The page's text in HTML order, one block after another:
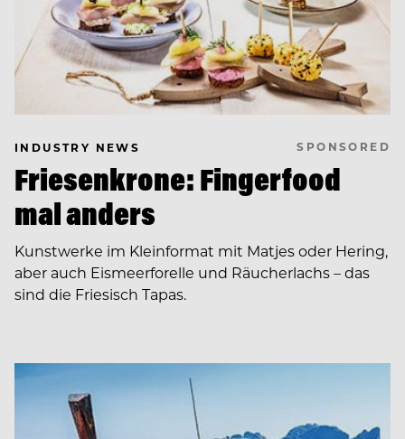
INDUSTRY NEWS SPONSORED
Friesenkrone: Fingerfood
mal anders
Kunstwerke im Kleinformat mit Matjes oder Hering,
aber auch Eismeerforelle und Räucherlachs – das
sind die Friesisch Tapas.